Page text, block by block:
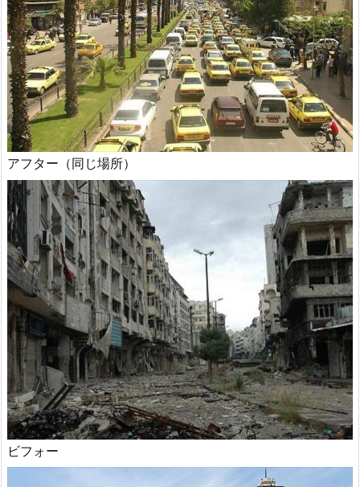
アフター（同じ場所）
ビフォー